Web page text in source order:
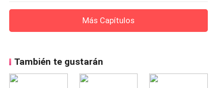
Más Capítulos
También te gustarán